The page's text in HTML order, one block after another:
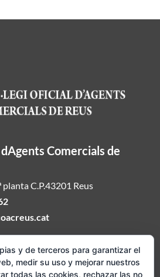
Comercials de
C.P.43201 Reus
dAgents Comercials
de 16:00h a 19:30h
y de terceros para garantizar el
medir su uso y mejorar nuestros
todas las cookies, rechazar las no